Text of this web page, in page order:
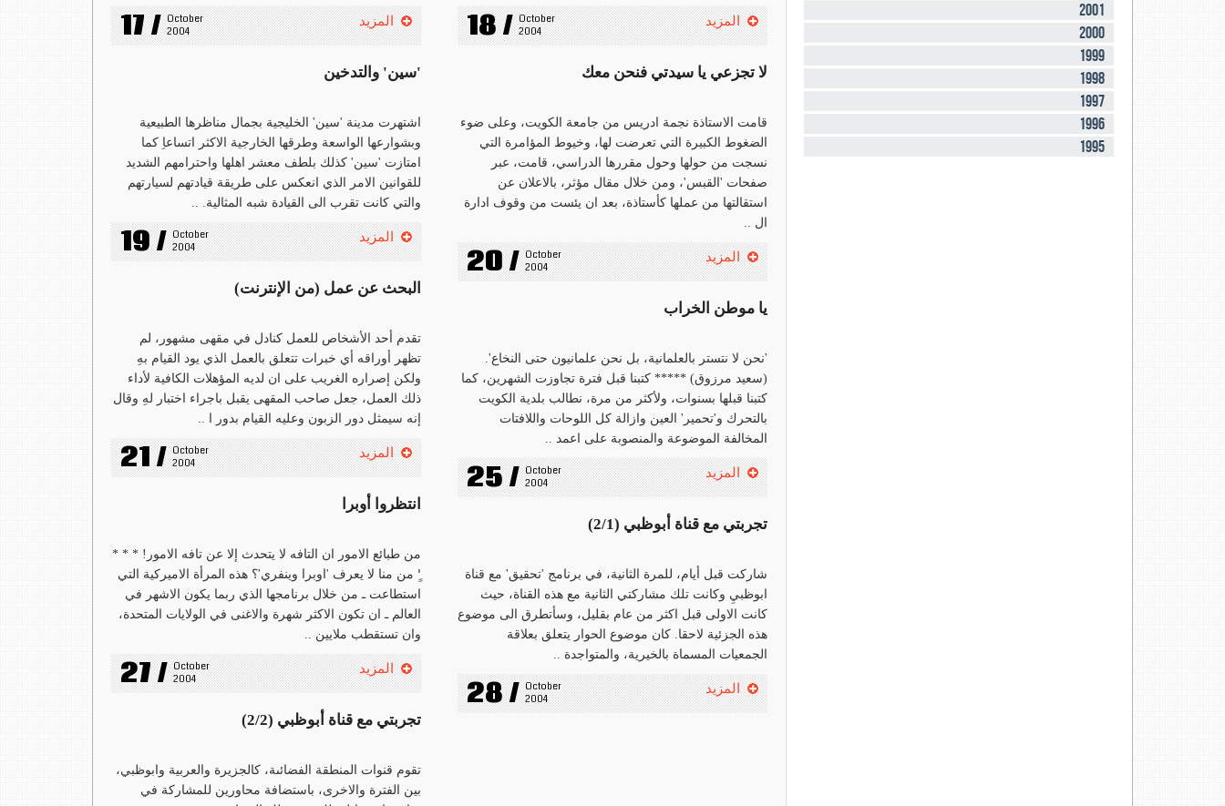
17 / October
2004
المزيد 18 / October
2004
المزيد
'سين' والتدخين
اشتهرت مدينة 'سين' الخليجية بجمال مناظرها الطبيعية
وبشوارعها الواسعة وطرقها الخارجية الاكثر اتساعاِ كما
امتازت 'سين' كذلك بلطف معشر اهلها واحترامهم الشديد
للقوانين الامر الذي انعكس على طريقة قيادتهم لسيارتهم
والتي كانت تقرب الى القيادة شبه المثالية. ..
19 / October
2004
المزيد
لا تجزعي يا سيدتي فنحن معك
قامت الاستاذة نجمة ادريس من جامعة الكويت، وعلى ضوء
الضغوط الكبيرة التي تعرضت لها، وخيوط المؤامرة التي
نسجت من حولها وحول مقررها الدراسي، قامت، عبر
صفحات 'القبس'، ومن خلال مقال مؤثر، بالاعلان عن
استقالتها من عملها كأستاذة، بعد ان يئست من وقوف ادارة
ال ..
20 / October
2004
المزيد
البحث عن عمل (من الإنترنت)
تقدم أحد الأشخاص للعمل كنادل في مقهى مشهور، لم
تظهر أوراقه أي خبرات تتعلق بالعمل الذي يود القيام بهِ
ولكن إصراره الغريب على ان لديه المؤهلات الكافية لأداء
ذلك العمل، جعل صاحب المقهى يقبل باجراء اختبار لهِ وقال
إنه سيمثل دور الزبون وعليه القيام بدور ا ..
21 / October
2004
المزيد
يا موطن الخراب
'نحن لا نتستر بالعلمانية، بل نحن علمانيون حتى النخاع'.
(سعيد مرزوق) ***** كتبنا قبل فترة تجاوزت الشهرين، كما
كتبنا قبلها بسنوات، ولأكثر من مرة، نطالب بلدية الكويت
بالتحرك و'تحمير' العين وازالة كل اللوحات واللافتات
المخالفة الموضوعة والمنصوبة على اعمد ..
25 / October
2004
المزيد
انتظروا أوبرا
من طبائع الامور ان التافه لا يتحدث إلا عن تافه الامور! * * *
'ِِ من منا لا يعرف 'اوبرا وينفري'؟ هذه المرأة الاميركية التي
استطاعت ـ من خلال برنامجها الذي ربما يكون الاشهر في
العالم ـ ان تكون الاكثر شهرة والاغنى في الولايات المتحدة،
وان تستقطب ملايين ..
27 / October
2004
المزيد
تجربتي مع قناة أبوظبي (2/1)
شاركت قبل أيام، للمرة الثانية، في برنامج 'تحقيق' مع قناة
ابوظبيِ وكانت تلك مشاركتي الثانية مع هذه القناة، حيث
كانت الاولى قبل اكثر من عام بقليل، وسأتطرق الى موضوع
هذه الجزئية لاحقا. كان موضوع الحوار يتعلق بعلاقة
الجمعيات المسماة بالخيرية، والمتواجدة ..
28 / October
2004
المزيد
تجربتي مع قناة أبوظبي (2/2)
تقوم قنوات المنطقة الفضائىة، كالجزيرة والعربية وابوظبي،
بين الفترة والاخرى، باستضافة محاورين للمشاركة في
2001
2000
1999
1998
1997
1996
1995